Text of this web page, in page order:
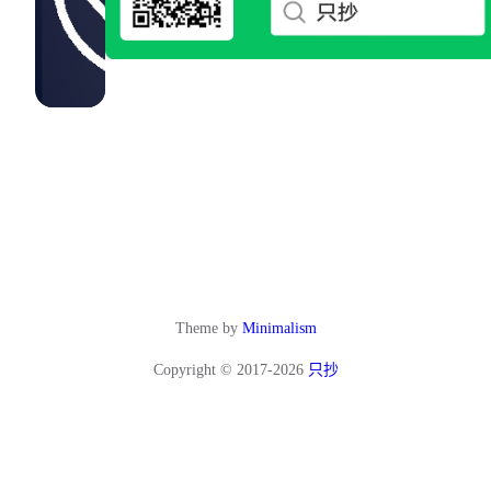
Theme by Minimalism
Copyright © 2017-2026 只抄